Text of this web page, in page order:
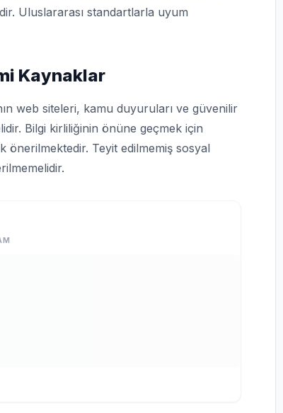
Uluslararası standartlarla uyum
Kaynaklar
web siteleri, kamu duyuruları ve güvenilir
Bilgi kirliliğinin önüne geçmek için
Teyit edilmemiş sosyal